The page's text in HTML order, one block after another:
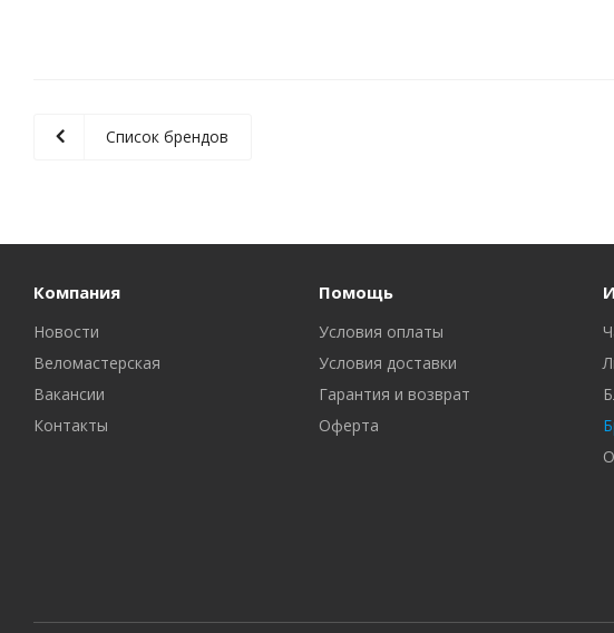
Список брендов
Компания
Новости
Веломастерская
Вакансии
Контакты
Помощь
Условия оплаты
Условия доставки
Гарантия и возврат
Оферта